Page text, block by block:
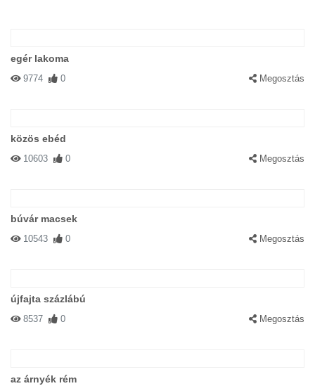
egér lakoma
9774 0 Megosztás
közös ebéd
10603 0 Megosztás
búvár macsek
10543 0 Megosztás
újfajta százlábú
8537 0 Megosztás
az árnyék rém